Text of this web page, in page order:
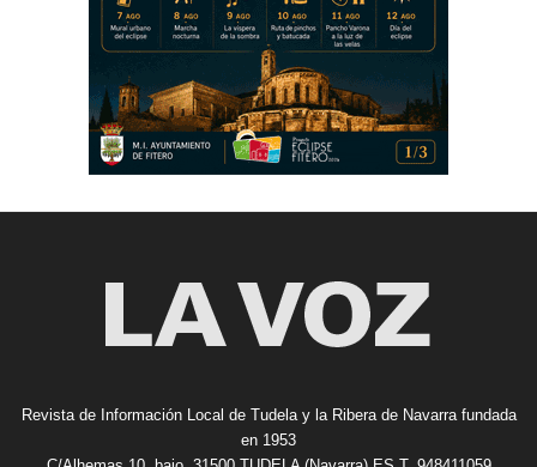
Revista de Información Local de Tudela y la Ribera de Navarra fundada
en 1953